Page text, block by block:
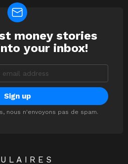
money stories
your inbox!
nous n'envoyons pas de spam.